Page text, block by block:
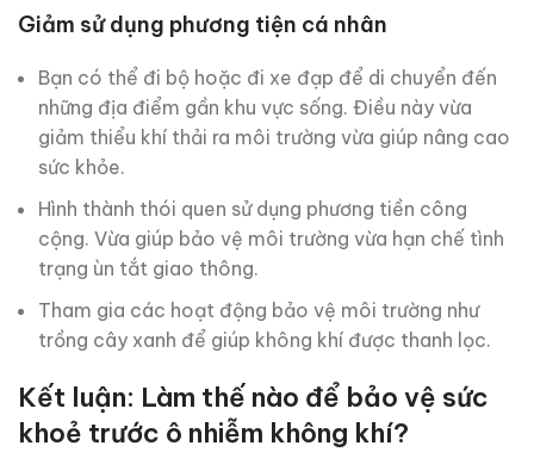
Giảm sử dụng phương tiện cá nhân
Bạn có thể đi bộ hoặc đi xe đạp để di chuyển đến
những địa điểm gần khu vực sống. Điều này vừa
giảm thiểu khí thải ra môi trường vừa giúp nâng cao
sức khỏe.
Hình thành thói quen sử dụng phương tiền công
cộng. Vừa giúp bảo vệ môi trường vừa hạn chế tình
trạng ùn tắt giao thông.
Tham gia các hoạt động bảo vệ môi trường như
trồng cây xanh để giúp không khí được thanh lọc.
Kết luận: Làm thế nào để bảo vệ sức
khoẻ trước ô nhiễm không khí?